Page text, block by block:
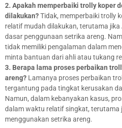
2. Apakah memperbaiki trolly koper
dilakukan?Tidak, memperbaiki trolly
relatif mudah dilakukan, terutama
dasar penggunaan setrika areng.
tidak memiliki pengalaman dalam
minta bantuan dari ahli atau tukang
3. Berapa lama proses perbaikan
areng? Lamanya proses perbaikan
tergantung pada tingkat kerusakan
Namun, dalam kebanyakan kasus,
dalam waktu relatif singkat, terutama
menggunakan setrika areng.